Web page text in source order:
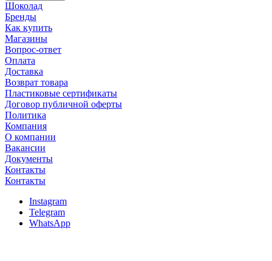
Шоколад
Бренды
Как купить
Магазины
Вопрос-ответ
Оплата
Доставка
Возврат товара
Пластиковые сертификаты
Договор публичной оферты
Политика
Компания
О компании
Вакансии
Документы
Контакты
Контакты
Instagram
Telegram
WhatsApp